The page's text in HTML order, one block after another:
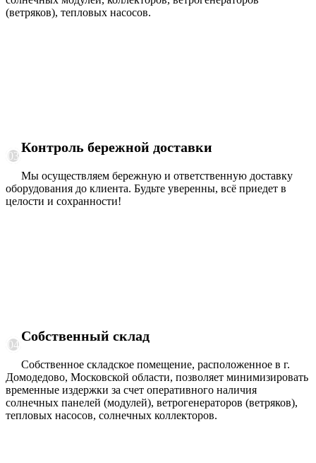
(ветряков), тепловых насосов.
03
Контроль бережной доставки
Мы осуществляем бережную и ответственную доставку
оборудования до клиента. Будьте уверенны, всё приедет в
целости и сохранности!
04
Собственный склад
Собственное складское помещение, расположенное в г.
Домодедово, Московской области, позволяет минимизировать
временные издержки за счет оперативного наличия
солнечных панелей (модулей), ветрогенераторов (ветряков),
тепловых насосов, солнечных коллекторов.